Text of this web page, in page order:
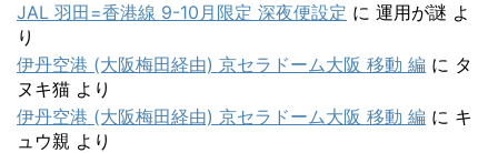
JAL 羽田=香港線 9-10月限定 深夜便設定 に 運用が謎 よ
り
伊丹空港 (大阪梅田経由) 京セラドーム大阪 移動 編 に タ
ヌキ猫 より
伊丹空港 (大阪梅田経由) 京セラドーム大阪 移動 編 に キ
ュウ親 より